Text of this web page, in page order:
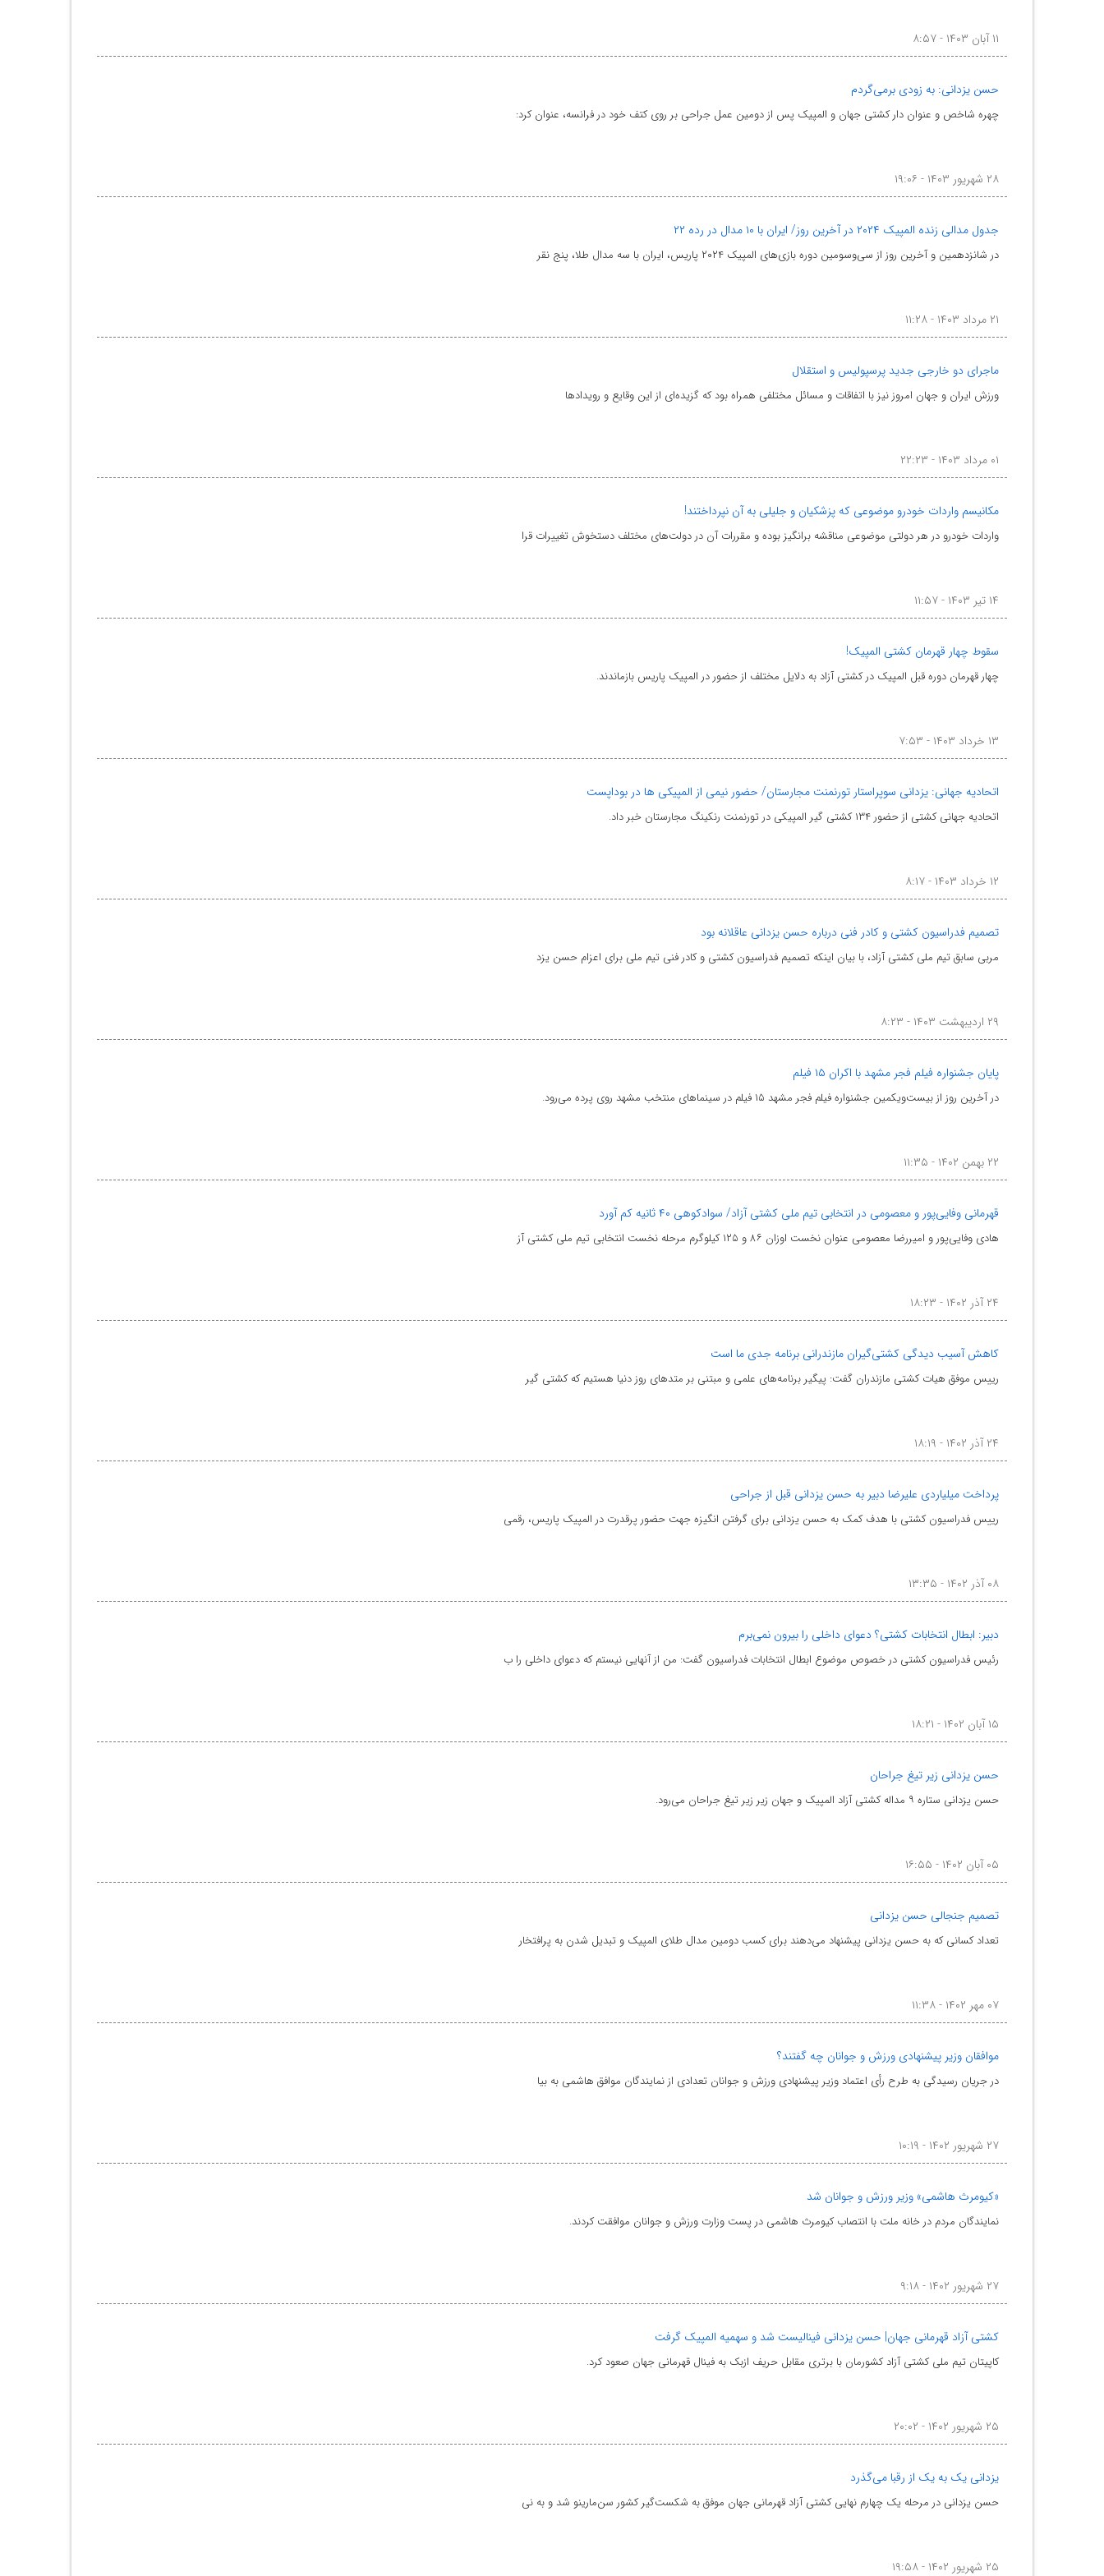
۱۱ آبان ۱۴۰۳ - ۸:۵۷
حسن یزدانی: به زودی برمی‌گردم
چهره شاخص و عنوان دار کشتی جهان و المپیک پس از دومین عمل جراحی بر روی کتف خود در فرانسه، عنوان کرد:
۲۸ شهریور ۱۴۰۳ - ۱۹:۰۶
جدول مدالی زنده المپیک ۲۰۲۴ در آخرین روز/ ایران با ۱۰ مدال در رده ۲۲
در شانزدهمین و آخرین روز از سی‌وسومین دوره بازی‌های المپیک ۲۰۲۴ پاریس، ایران با سه مدال طلا، پنج نقر
۲۱ مرداد ۱۴۰۳ - ۱۱:۲۸
ماجرای دو خارجی جدید پرسپولیس و استقلال
ورزش ایران و جهان امروز نیز با اتفاقات و مسائل مختلفی همراه بود که گزیده‌ای از این وقایع و رویدادها
۰۱ مرداد ۱۴۰۳ - ۲۲:۲۳
مکانیسم واردات خودرو موضوعی که پزشکیان و جلیلی به آن نپرداختند!
واردات خودرو در هر دولتی موضوعی مناقشه برانگیز بوده و مقررات آن در دولت‌های مختلف دستخوش تغییرات قرا
۱۴ تیر ۱۴۰۳ - ۱۱:۵۷
سقوط چهار قهرمان کشتی المپیک!
چهار قهرمان دوره قبل المپیک در کشتی آزاد به دلایل مختلف از حضور در المپیک پاریس بازماندند.
۱۳ خرداد ۱۴۰۳ - ۷:۵۳
اتحادیه جهانی: یزدانی سوپراستار تورنمنت مجارستان/ حضور نیمی از المپیکی ها در بوداپست
اتحادیه جهانی کشتی از حضور ۱۳۴ کشتی گیر المپیکی در تورنمنت رنکینگ مجارستان خبر داد.
۱۲ خرداد ۱۴۰۳ - ۸:۱۷
تصمیم فدراسیون کشتی و کادر فنی درباره حسن یزدانی عاقلانه بود
مربی سابق تیم ملی کشتی آزاد، با بیان اینکه تصمیم فدراسیون کشتی و کادر فنی تیم ملی برای اعزام حسن یزد
۲۹ اردیبهشت ۱۴۰۳ - ۸:۲۳
پایان جشنواره فیلم فجر مشهد با اکران ۱۵ فیلم
در آخرین روز از بیست‌ویکمین جشنواره فیلم فجر مشهد ۱۵ فیلم در سینماهای منتخب مشهد روی پرده می‌رود.
۲۲ بهمن ۱۴۰۲ - ۱۱:۳۵
قهرمانی وفایی‌پور و معصومی در انتخابی تیم ملی کشتی آزاد/ سوادکوهی ۴۰ ثانیه کم آورد
هادی وفایی‌پور و امیررضا معصومی عنوان نخست اوزان ۸۶ و ۱۲۵ کیلوگرم مرحله نخست انتخابی تیم ملی کشتی آز
۲۴ آذر ۱۴۰۲ - ۱۸:۲۳
کاهش آسیب دیدگی کشتی‌گیران مازندرانی برنامه جدی ما است
رییس موفق هیات کشتی مازندران گفت: پیگیر برنامه‌های علمی و مبتنی بر متدهای روز دنیا هستیم که کشتی گیر
۲۴ آذر ۱۴۰۲ - ۱۸:۱۹
پرداخت میلیاردی علیرضا دبیر به حسن یزدانی قبل از جراحی
رییس فدراسیون کشتی با هدف کمک به حسن یزدانی برای گرفتن انگیزه جهت حضور پرقدرت در المپیک پاریس، رقمی
۰۸ آذر ۱۴۰۲ - ۱۳:۳۵
دبیر: ابطال انتخابات کشتی؟ دعوای داخلی را بیرون نمی‌برم
رئیس فدراسیون کشتی در خصوص موضوع ابطال انتخابات فدراسیون گفت: من از آنهایی نیستم که دعوای داخلی را ب
۱۵ آبان ۱۴۰۲ - ۱۸:۲۱
حسن یزدانی زیر تیغ جراحان
حسن یزدانی ستاره ۹ مداله کشتی آزاد المپیک و جهان زیر زیر تیغ جراحان می‌رود.
۰۵ آبان ۱۴۰۲ - ۱۶:۵۵
تصمیم جنجالی حسن یزدانی
تعداد کسانی که به حسن یزدانی پیشنهاد می‌دهند برای کسب دومین مدال طلای المپیک و تبدیل شدن به پرافتخار
۰۷ مهر ۱۴۰۲ - ۱۱:۳۸
موافقان وزیر پیشنهادی ورزش و جوانان چه گفتند؟
در جریان رسیدگی به طرح رأی اعتماد وزیر پیشنهادی ورزش و جوانان تعدادی از نمایندگان موافق هاشمی به بیا
۲۷ شهریور ۱۴۰۲ - ۱۰:۱۹
«کیومرث هاشمی» وزیر ورزش و جوانان شد
نمایندگان مردم در خانه ملت با انتصاب کیومرث هاشمی در پست وزارت ورزش و جوانان موافقت کردند.
۲۷ شهریور ۱۴۰۲ - ۹:۱۸
کشتی آزاد قهرمانی جهان| حسن یزدانی فینالیست شد و سهمیه المپیک گرفت
کاپیتان تیم ملی کشتی آزاد کشورمان با برتری مقابل حریف ازبک به فینال قهرمانی جهان صعود کرد.
۲۵ شهریور ۱۴۰۲ - ۲۰:۰۲
یزدانی یک به یک از رقبا می‌گذرد
حسن یزدانی در مرحله یک چهارم نهایی کشتی آزاد قهرمانی جهان موفق به شکست‌گیر کشور سن‌مارینو شد و به نی
۲۵ شهریور ۱۴۰۲ - ۱۹:۵۸